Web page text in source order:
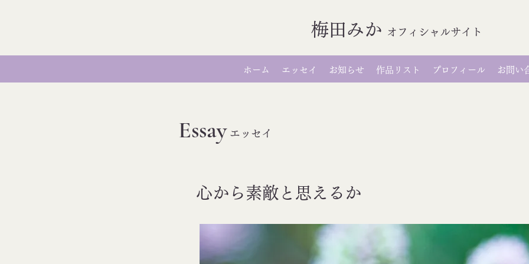
梅田みか オ フィシャルサイト
ホーム エッセイ お知らせ 作品リスト プロフィール お問い
Essay エッセイ
心から素敵と思えるか